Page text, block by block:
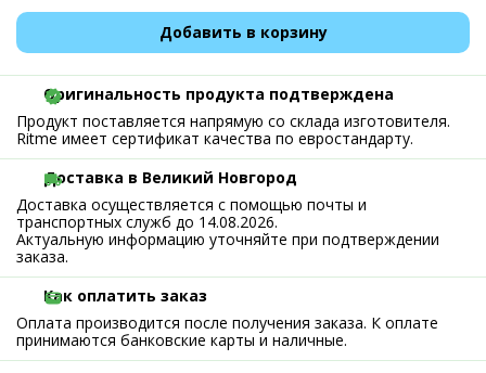
Добавить в корзину
Оригинальность продукта подтверждена
Продукт поставляется напрямую со склада изготовителя.
Ritme имеет сертификат качества по евростандарту.
Доставка в Великий Новгород
Доставка осуществляется с помощью почты и
транспортных служб до 14.08.2026.
Актуальную информацию уточняйте при подтверждении
заказа.
Как оплатить заказ
Оплата производится после получения заказа. К оплате
принимаются банковские карты и наличные.